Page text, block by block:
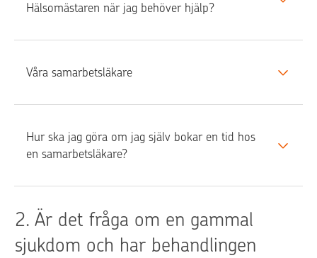
Hälsomästaren när jag behöver hjälp?
Våra samarbetsläkare
Hur ska jag göra om jag själv bokar en tid hos
en samarbetsläkare?
2. Är det fråga om en gammal
sjukdom och har behandlingen